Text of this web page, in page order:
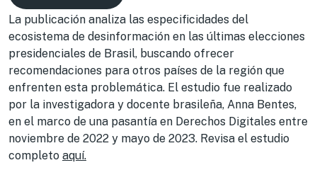
La publicación analiza las especificidades del
ecosistema de desinformación en las últimas elecciones
presidenciales de Brasil, buscando ofrecer
recomendaciones para otros países de la región que
enfrenten esta problemática. El estudio fue realizado
por la investigadora y docente brasileña, Anna Bentes,
en el marco de una pasantía en Derechos Digitales entre
noviembre de 2022 y mayo de 2023. Revisa el estudio
completo aquí.